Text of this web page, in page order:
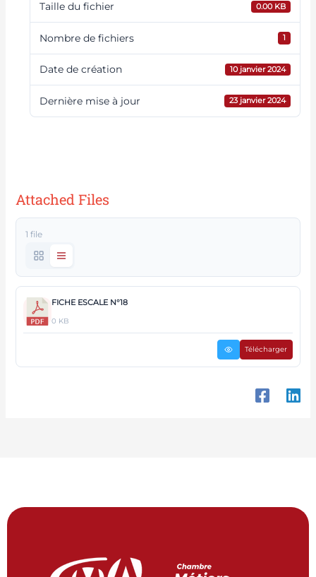
Taille du fichier 0.00 KB
Nombre de fichiers 1
Date de création 10 janvier 2024
Dernière mise à jour 23 janvier 2024
Attached Files
1 file
FICHE ESCALE N°18
0 KB
Télécharger